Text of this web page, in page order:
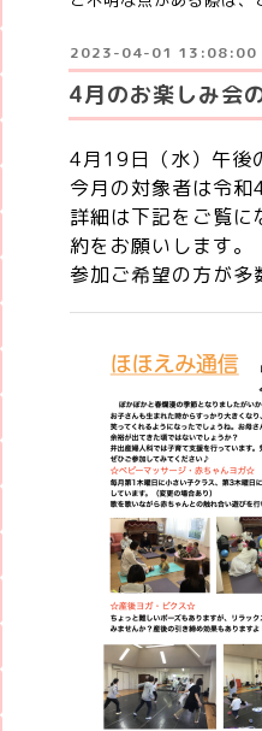
2023-04-01 13:08:00
4月のお楽しみ会
4月19日（水）午後
今月の対象者は令和
詳細は下記をご覧
約をお願いします。
参加ご希望の方が多